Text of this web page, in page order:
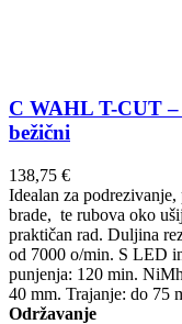
C WAHL T-CUT
bežični
138,75 €
Idealan za
brade, te rubova oko
praktičan rad. Duljina
od 7000 o/min. S LED
punjenja: 120 min.
40 mm. Trajanje: do 75
Održavanje